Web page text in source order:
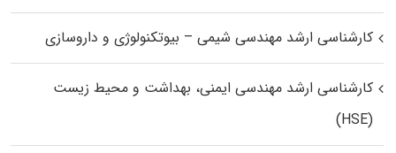
کارشناسی ارشد مهندسی شیمی – بیوتکنولوژی و داروسازی
کارشناسی ارشد مهندسی ایمنی، بهداشت و محیط زیست
(HSE)